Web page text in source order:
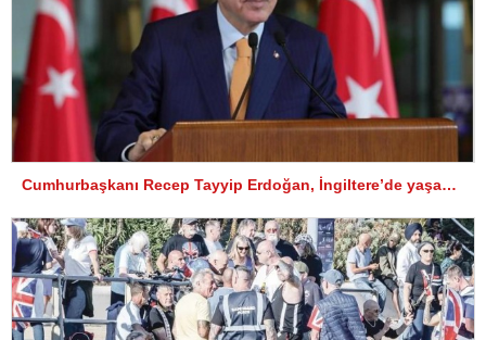
Cumhurbaşkanı Recep Tayyip Erdoğan, İngiltere’de yaşayan Türklere hitap etti.